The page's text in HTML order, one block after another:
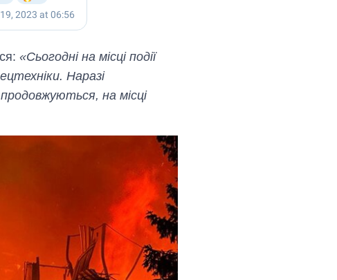
«Сьогодні на місці події
Наразі
на місці